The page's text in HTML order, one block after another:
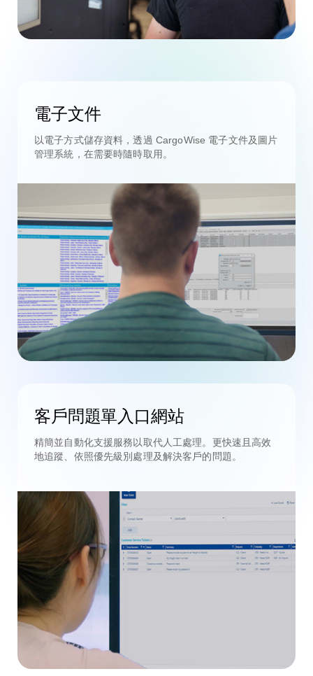
電子文件
以電子方式儲存資料，透過 CargoWise 電子文件及圖片
管理系統，在需要時隨時取用。
客戶問題單入口網站
精簡並自動化支援服務以取代人工處理。更快速且高效
地追蹤、依照優先級別處理及解決客戶的問題。